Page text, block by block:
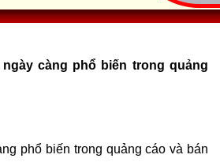
càng phổ biến trong quảng
phổ biến trong quảng cáo và bán